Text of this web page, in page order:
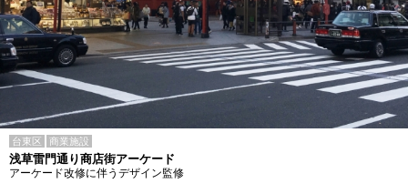
台東区 商業施設
浅草雷門通り商店街アーケード
アーケード改修に伴うデザイン監修